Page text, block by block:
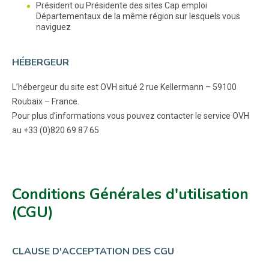
Président ou Présidente des sites Cap emploi
Départementaux de la même région sur lesquels vous
naviguez
HÉBERGEUR
L’hébergeur du site est OVH situé 2 rue Kellermann – 59100
Roubaix – France.
Pour plus d’informations vous pouvez contacter le service OVH
au +33 (0)820 69 87 65
Conditions Générales d'utilisation
(CGU)
CLAUSE D'ACCEPTATION DES CGU